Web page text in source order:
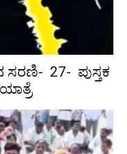
ಸರಣಿ- 27- ಪುಸ್ತಕ